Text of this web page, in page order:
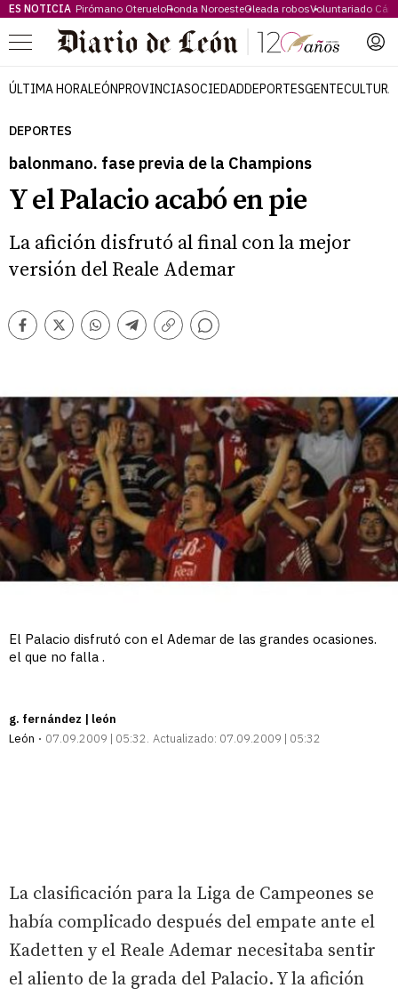
ES NOTICIA Pirómano OterueloRonda NoroesteOleada robosVoluntariado
Menú
ÚLTIMA HORALEÓNPROVINCIASOCIEDADDEPORTESGENTECULTURA
DEPORTES
balonmano. fase previa de la Champions
Y el Palacio acabó en pie
La afición disfrutó al final con la mejor
versión del Reale Ademar
Facebook
TwitterWhatsappTelegram
Copiar
Comentarios
El Palacio disfrutó con el Ademar de las grandes ocasiones.
el que no falla .
g. fernández | león
León
07.09.2009 | 05:32 Actualizado: 07.09.2009 | 05:32
La clasificación para la Liga de Campeones se
había complicado después del empate ante el
Kadetten y el Reale Ademar necesitaba sentir
el aliento de la grada del Palacio. Y la afición